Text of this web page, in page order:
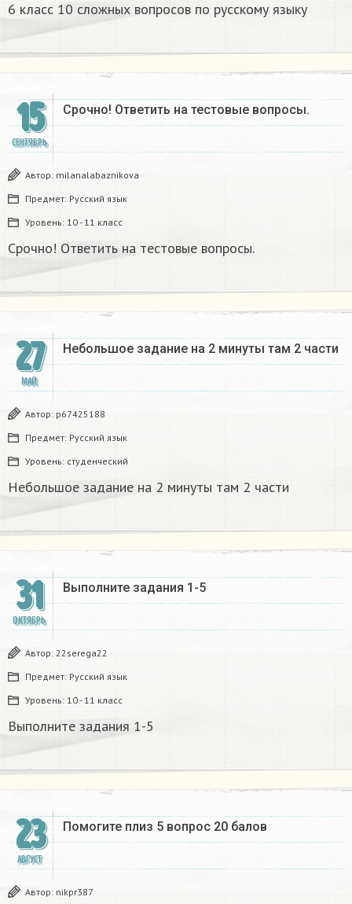
6 класс 10 сложных вопросов по русскому языку
15
СЕНТЯБРЬ
Срочно! Ответить на тестовые вопросы. ​
Автор: milanalabaznikova
Предмет: Русский язык
Уровень: 10 - 11 класс
Срочно! Ответить на тестовые вопросы. ​
27
МАЙ
Небольшое задание на 2 минуты там 2 части
Автор: p67425188
Предмет: Русский язык
Уровень: студенческий
Небольшое задание на 2 минуты там 2 части
31
ОКТЯБРЬ
Выполните задания 1-5
Автор: 22serega22
Предмет: Русский язык
Уровень: 10 - 11 класс
Выполните задания 1-5
23
АВГУСТ
Помогите плиз 5 вопрос 20 балов
Автор: nikpr387